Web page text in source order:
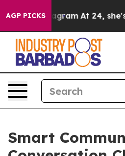
AGP PICKS
Instagram At 24, she's
Smart